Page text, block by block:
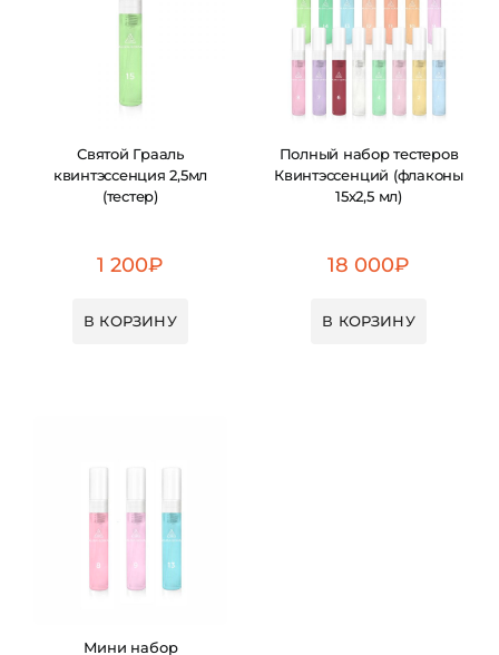
Святой Грааль
квинтэссенция 2,5мл
(тестер)
1 200₽
В КОРЗИНУ
Полный набор тестеров
Квинтэссенций (флаконы
15х2,5 мл)
18 000₽
В КОРЗИНУ
Мини набор